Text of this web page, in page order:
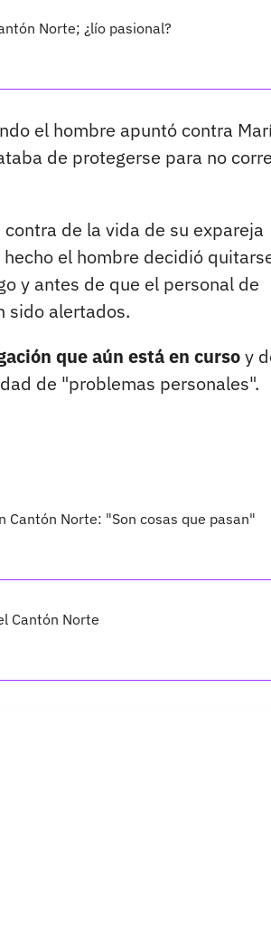
Norte; ¿lío pasional?
el hombre apuntó contra
de protegerse para no
de la vida de su expareja
el hombre decidió
y antes de que el personal de
sido alertados.
que aún está en cursoy
de "problemas personales".
Cantón Norte: "Son cosas que pasan"
Cantón Norte